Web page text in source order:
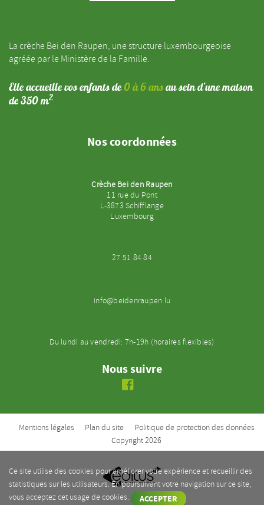
La crèche Bei den Raupen, une structure luxembourgeoise
agréée par le Ministère de la Famille.
Elle accueille vos enfants de0 à 6 ansau sein d’une maison
de 350 m2
Nos coordonnées
Crèche Bei den Raupen
11 rue du Pont
L-3873 Schifflange
Luxembourg
27 51 84 84
info@beidenraupen.lu
Du lundi au vendredi: 7h-19h (horaires flexibles)
Nous suivre
Mentions légales Plan du site
Politique de protection des données
Copyright 2026
MARKETING & DATA SERVICES
Ce site utilise des cookies pour améliorer votre expérience et recueillir des
statistiques sur les utilisateurs. En poursuivant votre navigation sur ce site,
vous acceptez cet usage de cookies.